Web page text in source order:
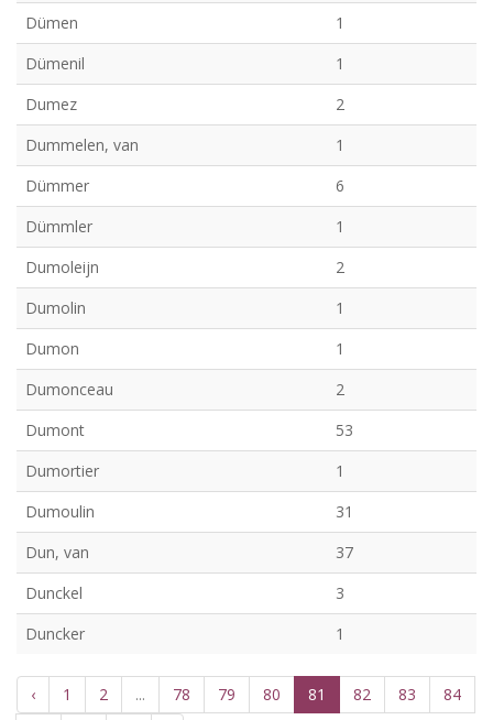
Dümen
1
Dümenil
1
Dumez
2
Dummelen, van
1
Dümmer
6
Dümmler
1
Dumoleijn
2
Dumolin
1
Dumon
1
Dumonceau
2
Dumont
53
Dumortier
1
Dumoulin
31
Dun, van
37
Dunckel
3
Duncker
1
‹ 1 2 ... 78 79 80 81 82 83 84